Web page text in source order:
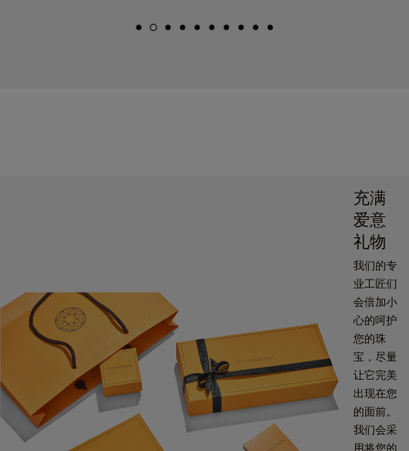
充满
爱意
礼物
我们的专
业工匠们
会倍加小
心的呵护
您的珠
宝，尽量
让它完美
出现在您
的面前。
我们会采
用将您的